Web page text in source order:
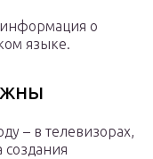
о
языке.
– в телевизорах,